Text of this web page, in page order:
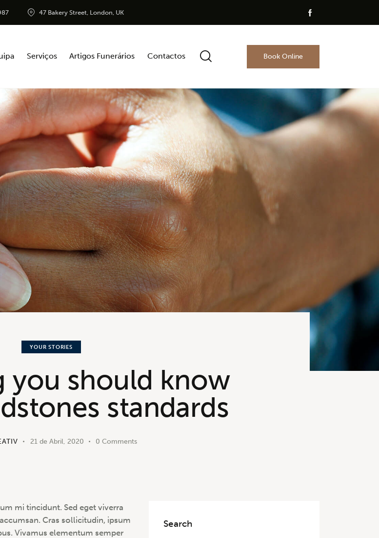
47 Bakery Street, London, UK
Serviços Artigos Funerários Contactos Book Online
YOUR STORIES
you should know
standards
21 de Abril, 2020 0 Comments
mi tincidunt. Sed eget viverra
Cras sollicitudin, ipsum
Vivamus elementum semper
Search